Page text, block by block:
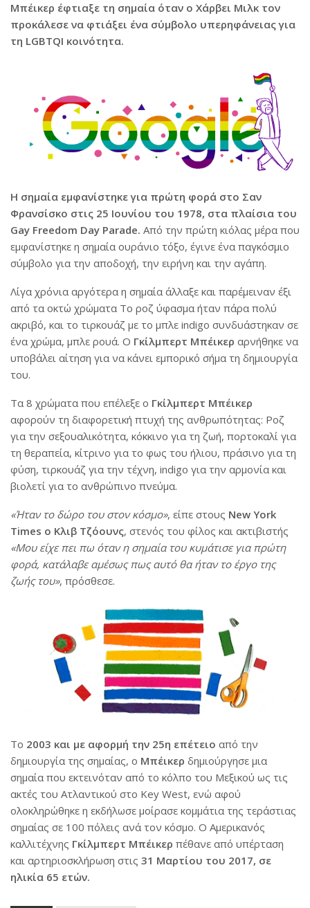
Μπέικερ έφτιαξε τη σημαία όταν ο Χάρβει Μιλκ τον
προκάλεσε να φτιάξει ένα σύμβολο υπερηφάνειας για
τη LGBTQI κοινότητα.
Η σημαία εμφανίστηκε για πρώτη φορά στο Σαν
Φρανσίσκο στις 25 Ιουνίου του 1978, στα πλαίσια του
Gay Freedom Day Parade. Από την πρώτη κιόλας μέρα που
εμφανίστηκε η σημαία ουράνιο τόξο, έγινε ένα παγκόσμιο
σύμβολο για την αποδοχή, την ειρήνη και την αγάπη.
Λίγα χρόνια αργότερα η σημαία άλλαξε και παρέμειναν έξι
από τα οκτώ χρώματα Το ροζ ύφασμα ήταν πάρα πολύ
ακριβό, και το τιρκουάζ με το μπλε indigo συνδυάστηκαν σε
ένα χρώμα, μπλε ρουά. Ο Γκίλμπερτ Μπέικερ αρνήθηκε να
υποβάλει αίτηση για να κάνει εμπορικό σήμα τη δημιουργία
του.
Τα 8 χρώματα που επέλεξε ο Γκίλμπερτ Μπέικερ
αφορούν τη διαφορετική πτυχή της ανθρωπότητας: Ροζ
για την σεξουαλικότητα, κόκκινο για τη ζωή, πορτοκαλί για
τη θεραπεία, κίτρινο για το φως του ήλιου, πράσινο για τη
φύση, τιρκουάζ για την τέχνη, indigo για την αρμονία και
βιολετί για το ανθρώπινο πνεύμα.
«Ήταν το δώρο του στον κόσμο», είπε στους New York
Times ο Κλιβ Τζόουνς, στενός του φίλος και ακτιβιστής
«Μου είχε πει πω όταν η σημαία του κυμάτισε για πρώτη
φορά, κατάλαβε αμέσως πως αυτό θα ήταν το έργο της
ζωής του», πρόσθεσε.
Το 2003 και με αφορμή την 25η επέτειο από την
δημιουργία της σημαίας, ο Μπέικερ δημιούργησε μια
σημαία που εκτεινόταν από το κόλπο του Μεξικού ως τις
ακτές του Ατλαντικού στο Key West, ενώ αφού
ολοκληρώθηκε η εκδήλωσε μοίρασε κομμάτια της τεράστιας
σημαίας σε 100 πόλεις ανά τον κόσμο. Ο Αμερικανός
καλλιτέχνης Γκίλμπερτ Μπέικερ πέθανε από υπέρταση
και αρτηριοσκλήρωση στις 31 Μαρτίου του 2017, σε
ηλικία 65 ετών.